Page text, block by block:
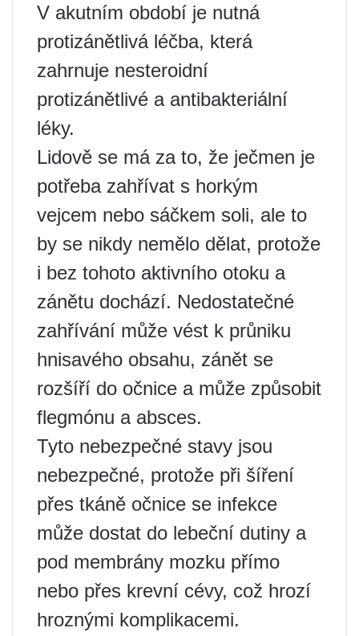
V akutním období je nutná
protizánětlivá léčba, která
zahrnuje nesteroidní
protizánětlivé a antibakteriální
léky.
Lidově se má za to, že ječmen je
potřeba zahřívat s horkým
vejcem nebo sáčkem soli, ale to
by se nikdy nemělo dělat, protože
i bez tohoto aktivního otoku a
zánětu dochází. Nedostatečné
zahřívání může vést k průniku
hnisavého obsahu, zánět se
rozšíří do očnice a může způsobit
flegmónu a absces.
Tyto nebezpečné stavy jsou
nebezpečné, protože při šíření
přes tkáně očnice se infekce
může dostat do lebeční dutiny a
pod membrány mozku přímo
nebo přes krevní cévy, což hrozí
hroznými komplikacemi.